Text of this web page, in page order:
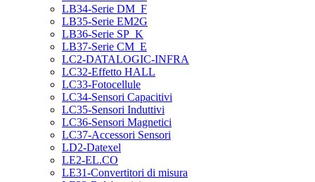
LB34-Serie DM_F
LB35-Serie EM2G
LB36-Serie SP_K
LB37-Serie CM_E
LC2-DATALOGIC-INFRA
LC32-Effetto HALL
LC33-Fotocellule
LC34-Sensori Capacitivi
LC35-Sensori Induttivi
LC36-Sensori Magnetici
LC37-Accessori Sensori
LD2-Datexel
LE2-EL.CO
LE31-Convertitori di misura